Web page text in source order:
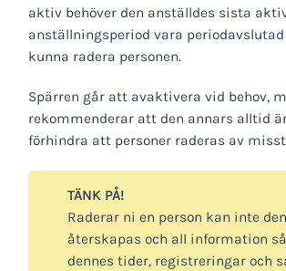
aktiv behöver den anställdes sista
anställningsperiod vara
kunna radera personen.
Spärren går att avaktivera vid behov,
rekommenderar att den annars alltid
förhindra att personer raderas av
TÄNK PÅ!
Raderar ni en person kan inte
återskapas och all information
dennes tider, registreringar och